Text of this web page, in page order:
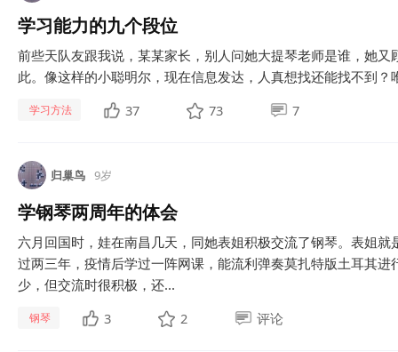
学习能力的九个段位
前些天队友跟我说，某某家长，别人问她大提琴老师是谁，她
此。像这样的小聪明尔，现在信息发达，人真想找还能找不到
学习方法 37 73 7
归巢鸟 9岁
学钢琴两周年的体会
六月回国时，娃在南昌几天，同她表姐积极交流了钢琴。表姐
过两三年，疫情后学过一阵网课，能流利弹奏莫扎特版土耳其
少，但交流时很积极，还...
钢琴 3 2 评论